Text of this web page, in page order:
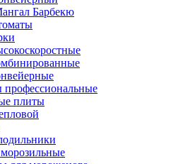
Барбекю
профессиональные
плиты